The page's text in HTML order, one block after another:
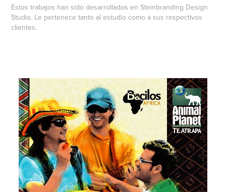
Estos trabajos han sido desarrollados en Steinbranding Design
Studio. Le pertenece tanto al estudio como a sus respectivos
clientes.